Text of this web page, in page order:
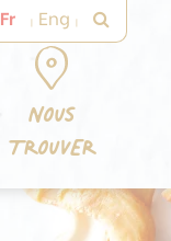
Fr Eng
NOUS
TROUVER